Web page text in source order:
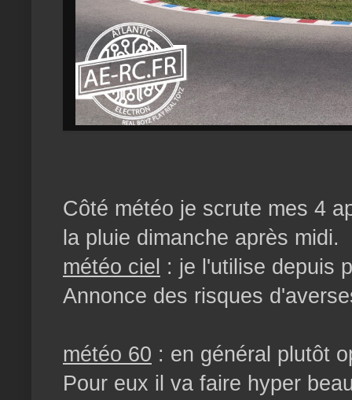
Côté météo je scrute mes 4
la pluie dimanche après midi.
météo ciel : je l'utilise depuis
Annonce des risques
météo 60 : en général plutôt
Pour eux il va faire hyper